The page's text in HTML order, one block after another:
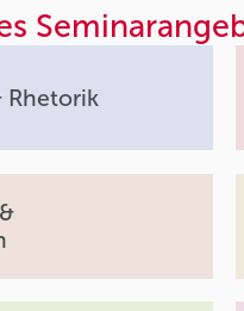
Rhetorik